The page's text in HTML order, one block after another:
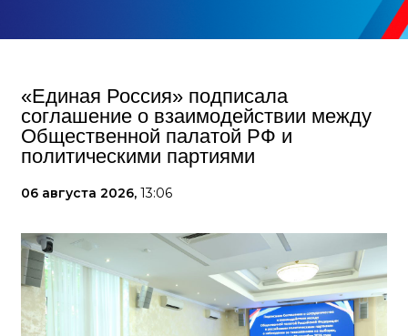
«Единая Россия» подписала
соглашение о взаимодействии между
Общественной палатой РФ и
политическими партиями
06 августа 2026, 13:06